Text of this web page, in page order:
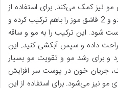
کمک می‌کند. برای استفاده از
این ماسک 2 قاشق غذاخوری آووکادو و 2 قاشق موز را باهم ترکیب کرده و
شود. این ترکیب را به مو و ساقه
به آن استراحت داده و سپس آبکشی کنید. این
و برای رشد مو و تقویت مو بسیار
جریان خون در پوست سر افزایش
نیز می‌شود. برای استفاده از این